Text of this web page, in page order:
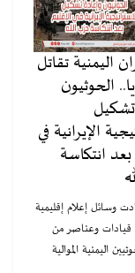
اليمنية تقاتل
الحوثيون
الإيرانية في
بعد انتكاسة
وسائل إعلام إقليمية
قيادات وعناصر من
اليمنية الموالية